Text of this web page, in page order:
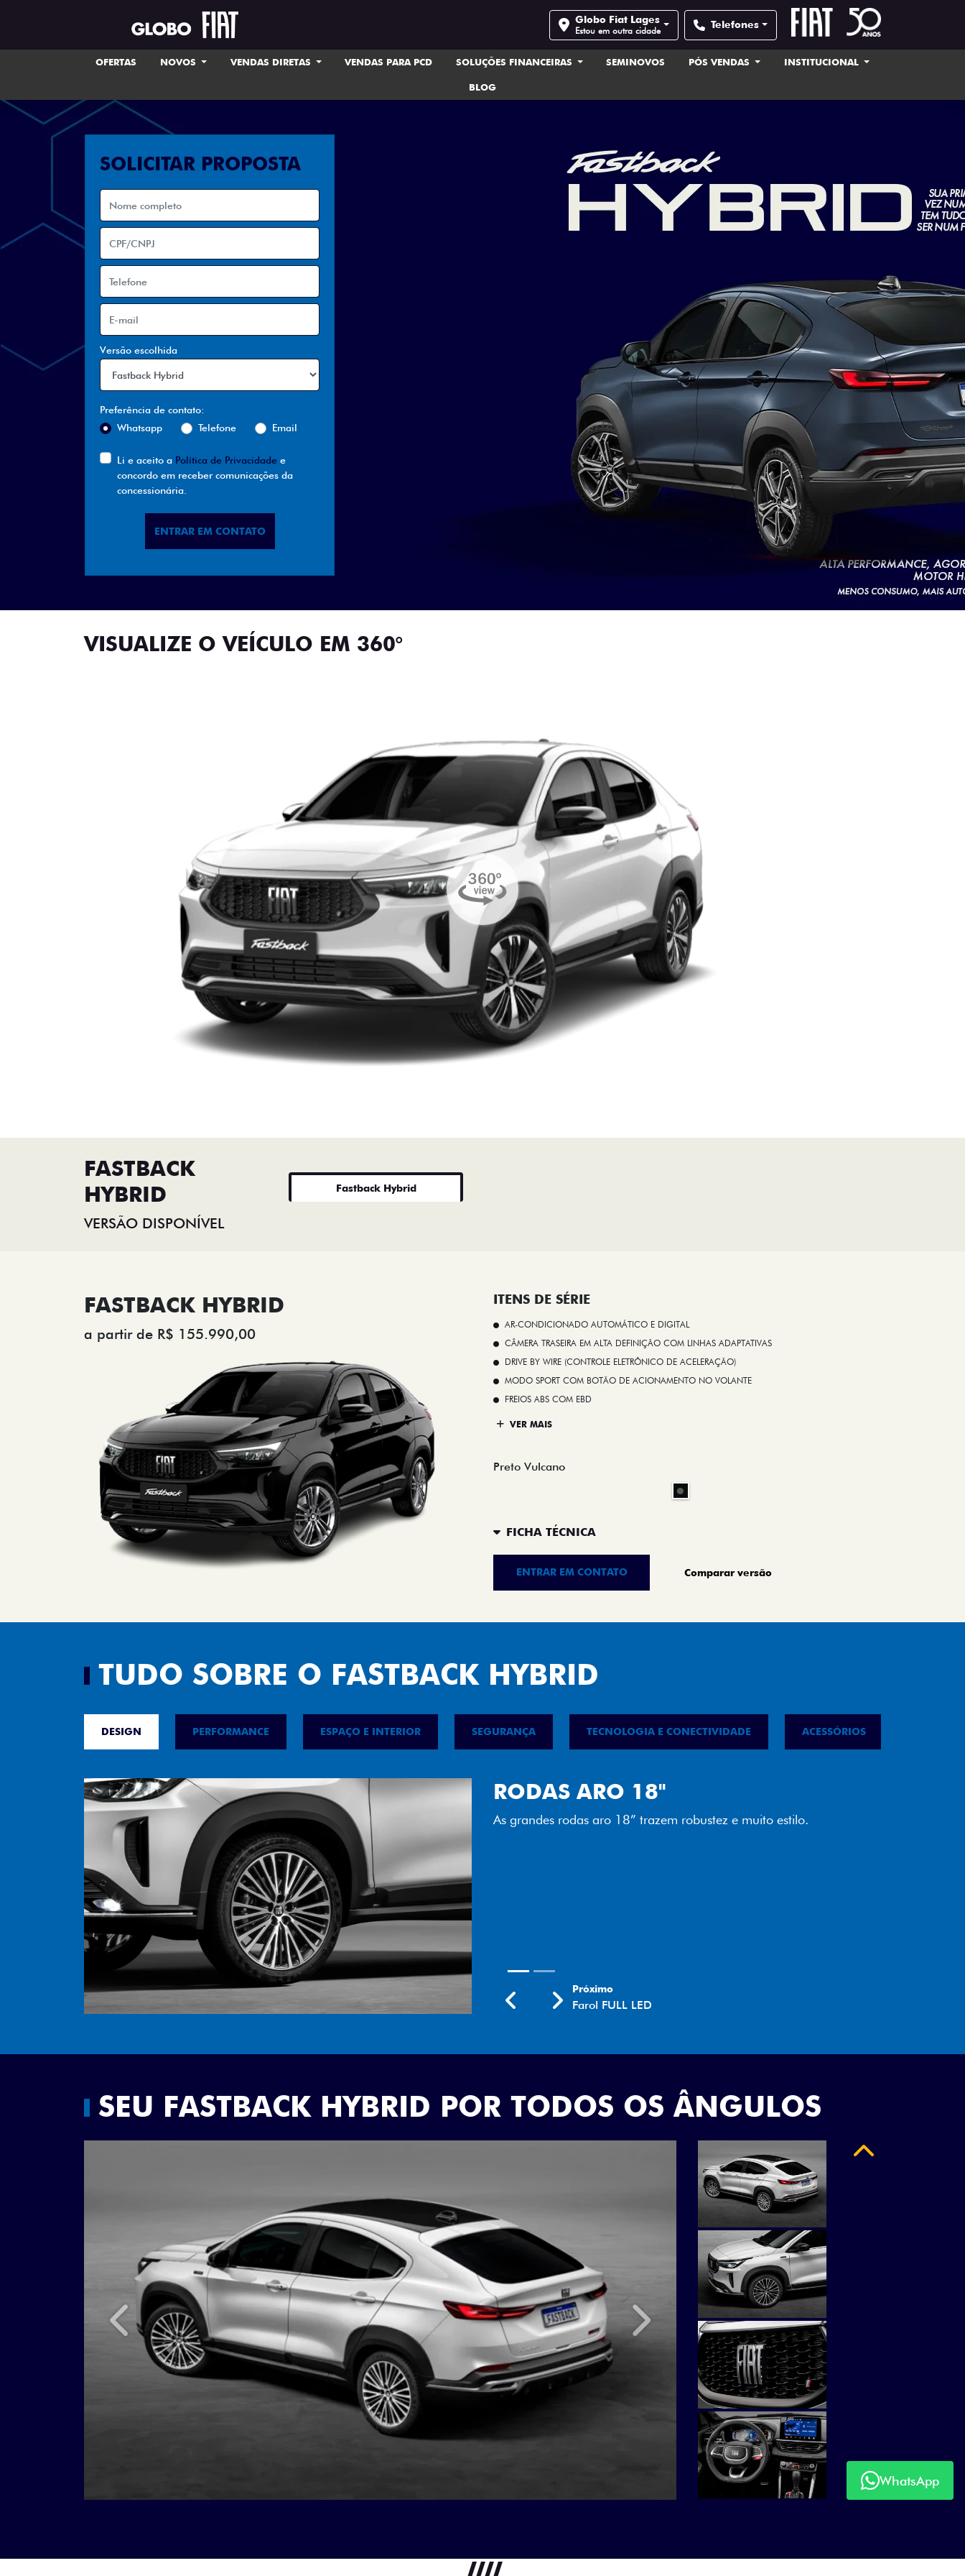
Globo Fiat Lages
Estou em outra cidade Telefones
OFERTAS NOVOS VENDAS DIRETAS VENDAS PARA PCD SOLUÇÕES FINANCEIRAS SEMINOVOS PÓS VENDAS INSTITUCIONAL
BLOG
SOLICITAR PROPOSTA
Versão escolhida
Preferência de contato:
Whatsapp
Telefone Email
Li e aceito a Política de Privacidade e
concordo em receber comunicações da
concessionária.
ENTRAR EM CONTATO
VISUALIZE O VEÍCULO EM 360°
FASTBACK
HYBRID
VERSÃO DISPONÍVEL
Fastback Hybrid
FASTBACK HYBRID
a partir de R$ 155.990,00
ITENS DE SÉRIE
AR-CONDICIONADO AUTOMÁTICO E DIGITAL
CÂMERA TRASEIRA EM ALTA DEFINIÇÃO COM LINHAS ADAPTATIVAS
DRIVE BY WIRE (CONTROLE ELETRÔNICO DE ACELERAÇÃO)
MODO SPORT COM BOTÃO DE ACIONAMENTO NO VOLANTE
FREIOS ABS COM EBD
VER MAIS
Preto Vulcano
FICHA TÉCNICA
ENTRAR EM CONTATO Comparar versão
TUDO SOBRE O FASTBACK HYBRID
DESIGN PERFORMANCE ESPAÇO E INTERIOR SEGURANÇA TECNOLOGIA E CONECTIVIDADE ACESSÓRIOS
FAROL FULL LED
Tecnologia dos faróis totalmente em LED garante melhor
Rodas aro 18"
SEU FASTBACK HYBRID POR TODOS OS ÂNGULOS
Próximo
WhatsApp